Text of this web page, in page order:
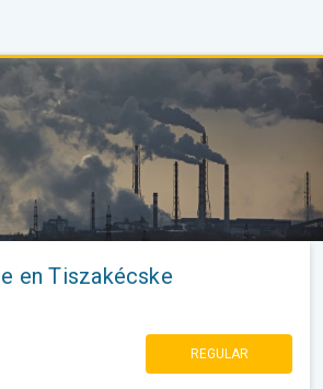
en Tiszakécske
REGULAR